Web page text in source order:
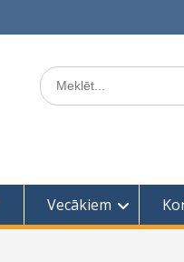
Search
for:
Vecākiem